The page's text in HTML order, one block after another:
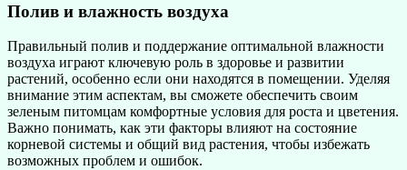
Полив и влажность воздуха
Правильный полив и поддержание оптимальной влажности
воздуха играют ключевую роль в здоровье и развитии
растений, особенно если они находятся в помещении. Уделяя
внимание этим аспектам, вы сможете обеспечить своим
зеленым питомцам комфортные условия для роста и цветения.
Важно понимать, как эти факторы влияют на состояние
корневой системы и общий вид растения, чтобы избежать
возможных проблем и ошибок.